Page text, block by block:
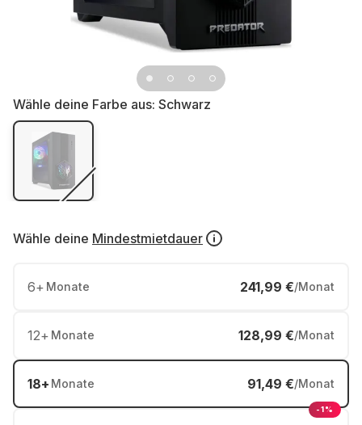
Wähle deine Farbe aus: Schwarz
Wähle deine Mindestmietdauer
6+ Monate 241,99 €/Monat
12+ Monate 128,99 €/Monat
18+ Monate 91,49 €/Monat
-1%